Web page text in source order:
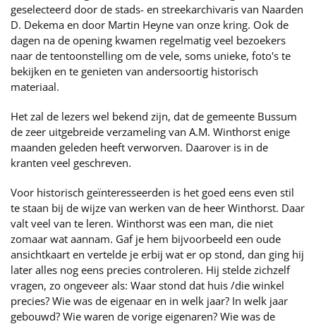
geselecteerd door de stads- en streekarchivaris van Naarden
D. Dekema en door Martin Heyne van onze kring. Ook de
dagen na de opening kwamen regelmatig veel bezoekers
naar de tentoonstelling om de vele, soms unieke, foto's te
bekijken en te genieten van andersoortig historisch
materiaal.
Het zal de lezers wel bekend zijn, dat de gemeente Bussum
de zeer uitgebreide verzameling van A.M. Winthorst enige
maanden geleden heeft verworven. Daarover is in de
kranten veel geschreven.
Voor historisch geïnteresseerden is het goed eens even stil
te staan bij de wijze van werken van de heer Winthorst. Daar
valt veel van te leren. Winthorst was een man, die niet
zomaar wat aannam. Gaf je hem bijvoorbeeld een oude
ansichtkaart en vertelde je erbij wat er op stond, dan ging hij
later alles nog eens precies controleren. Hij stelde zichzelf
vragen, zo ongeveer als: Waar stond dat huis /die winkel
precies? Wie was de eigenaar en in welk jaar? In welk jaar
gebouwd? Wie waren de vorige eigenaren? Wie was de